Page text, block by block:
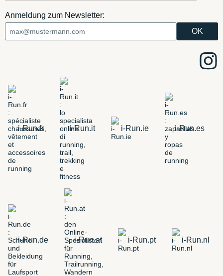
Anmeldung zum Newsletter:
i-Run.fr i-Run.it i-Run.ie i-Run.es
i-Run.de i-Run.at i-Run.pt i-Run.nl